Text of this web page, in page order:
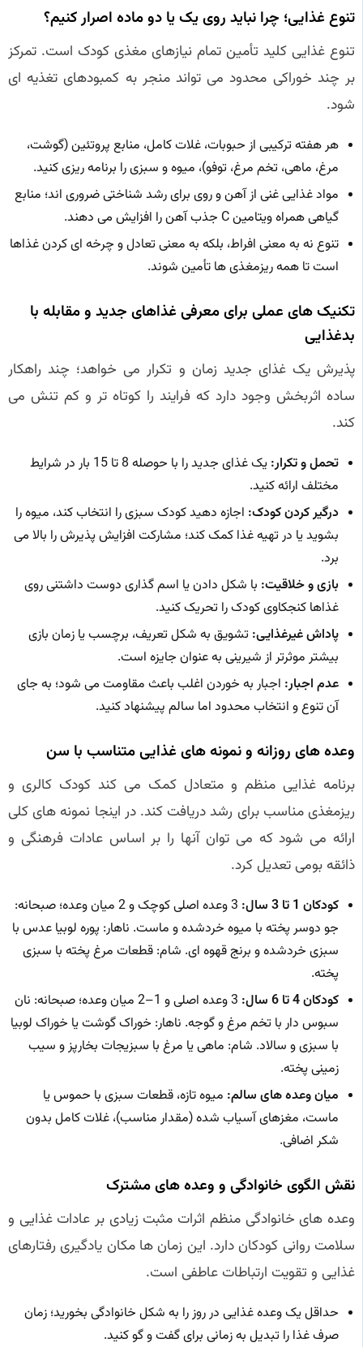
تنوع غذایی؛ چرا نباید روی یک یا دو ماده اصرار کنیم؟
تنوع غذایی کلید تأمین تمام نیازهای مغذی کودک است. تمرکز
بر چند خوراکی محدود می تواند منجر به کمبودهای تغذیه ای
شود.
هر هفته ترکیبی از حبوبات، غلات کامل، منابع پروتئین (گوشت،
مرغ، ماهی، تخم مرغ، توفو)، میوه و سبزی را برنامه ریزی کنید.
مواد غذایی غنی از آهن و روی برای رشد شناختی ضروری اند؛ منابع
گیاهی همراه ویتامین C جذب آهن را افزایش می دهند.
تنوع نه به معنی افراط، بلکه به معنی تعادل و چرخه ای کردن غذاها
است تا همه ریزمغذی ها تأمین شوند.
تکنیک های عملی برای معرفی غذاهای جدید و مقابله با
بدغذایی
پذیرش یک غذای جدید زمان و تکرار می خواهد؛ چند راهکار
ساده اثربخش وجود دارد که فرایند را کوتاه تر و کم تنش می
کند.
تحمل و تکرار:
یک غذای جدید را با حوصله 8 تا 15 بار در شرایط
مختلف ارائه کنید.
درگیر کردن کودک: اجازه دهید کودک سبزی را انتخاب کند، میوه را
بشوید یا در تهیه غذا کمک کند؛ مشارکت افزایش پذیرش را بالا می
برد.
بازی و خلاقیت: با شکل دادن یا اسم گذاری دوست داشتنی روی
غذاها کنجکاوی کودک را تحریک کنید.
پاداش غیرغذایی: تشویق به شکل تعریف، برچسب یا زمان بازی
بیشتر موثرتر از شیرینی به عنوان جایزه است.
عدم اجبار: اجبار به خوردن اغلب باعث مقاومت می شود؛ به جای
آن تنوع و انتخاب محدود اما سالم پیشنهاد کنید.
وعده های روزانه و نمونه های غذایی متناسب با سن
برنامه غذایی منظم و متعادل کمک می کند کودک کالری و
ریزمغذی مناسب برای رشد دریافت کند. در اینجا نمونه های کلی
ارائه می شود که می توان آنها را بر اساس عادات فرهنگی و
ذائقه بومی تعدیل کرد.
کودکان 1 تا 3 سال:
3 وعده اصلی کوچک و 2 میان وعده؛ صبحانه:
جو دوسر پخته با میوه خردشده و ماست. ناهار: پوره لوبیا عدس با
سبزی خردشده و برنج قهوه ای. شام: قطعات مرغ پخته با سبزی
پخته.
کودکان 4 تا 6 سال:
3 وعده اصلی و 1–2 میان وعده؛ صبحانه: نان
سبوس دار با تخم مرغ و گوجه. ناهار: خوراک گوشت یا خوراک لوبیا
با سبزی و سالاد. شام: ماهی یا مرغ با سبزیجات بخارپز و سیب
زمینی پخته.
میان وعده های سالم: میوه تازه، قطعات سبزی با حموس یا
ماست، مغزهای آسیاب شده (مقدار مناسب)، غلات کامل بدون
شکر اضافی.
نقش الگوی خانوادگی و وعده های مشترک
وعده های خانوادگی منظم اثرات مثبت زیادی بر عادات غذایی و
سلامت روانی کودکان دارد. این زمان ها مکان یادگیری رفتارهای
غذایی و تقویت ارتباطات عاطفی است.
حداقل یک وعده غذایی در روز را به شکل خانوادگی بخورید؛ زمان
صرف غذا را تبدیل به زمانی برای گفت و گو کنید.